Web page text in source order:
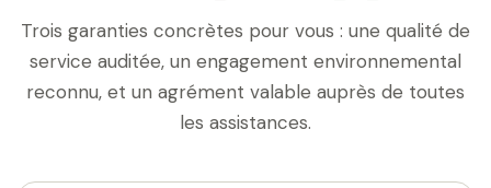
Trois garanties concrètes pour vous : une qualité de
service auditée, un engagement environnemental
reconnu, et un agrément valable auprès de toutes
les assistances.